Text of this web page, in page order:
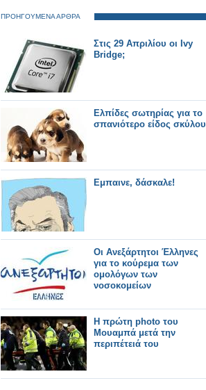
ΠΡΟΗΓΟΥΜΕΝΑ ΑΡΘΡΑ
Στις 29 Απριλίου οι Ivy
Bridge;
Ελπίδες σωτηρίας για το
σπανιότερο είδος σκύλου
Εμπαινε, δάσκαλε!
Οι Ανεξάρτητοι Έλληνες
για το κούρεμα των
ομολόγων των
νοσοκομείων
Η πρώτη photo του
Μουαμπά μετά την
περιπέτειά του